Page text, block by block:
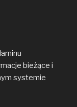
bieżące i
systemie